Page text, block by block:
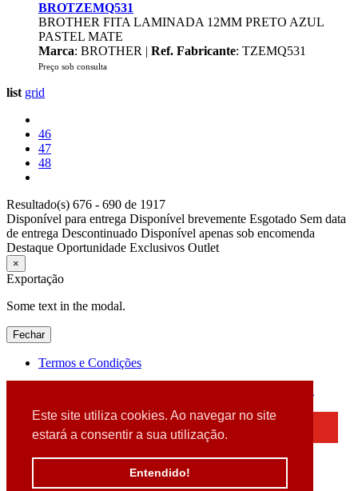
Este site utiliza cookies. Ao navegar no site
estará a consentir a sua utilização.
Entendido!
BROTZEMQ531
BROTHER FITA LAMINADA 12MM PRETO AZUL
PASTEL MATE
Marca: BROTHER | Ref. Fabricante: TZEMQ531
Preço sob consulta
list grid
46
47
48
Resultado(s) 676 - 690 de 1917
Disponível para entrega Disponível brevemente Esgotado Sem data
de entrega Descontinuado Disponível apenas sob encomenda
Destaque Oportunidade Exclusivos Outlet
×
Exportação
Some text in the modal.
Fechar
Termos e Condições
Detectamos que está a usar um browser desatualizado
Por favor, atualize o seu browser
para garantir uma melhor experiência.